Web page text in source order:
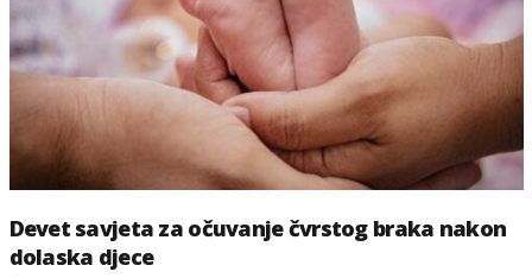
Devet savjeta za očuvanje čvrstog braka nakon
dolaska djece